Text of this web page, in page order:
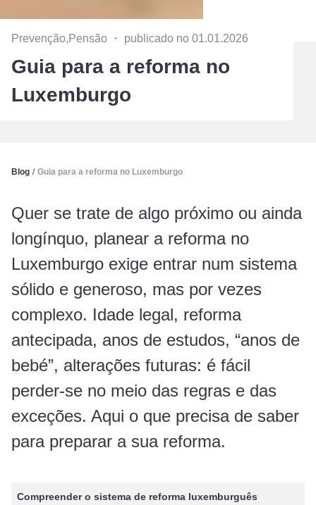
Prevenção,Pensão ・ publicado no 01.01.2026
Guia para a reforma no
Luxemburgo
Blog / Guia para a reforma no Luxemburgo
Quer se trate de algo próximo ou ainda
longínquo, planear a reforma no
Luxemburgo exige entrar num sistema
sólido e generoso, mas por vezes
complexo. Idade legal, reforma
antecipada, anos de estudos, “anos de
bebé”, alterações futuras: é fácil
perder-se no meio das regras e das
exceções. Aqui o que precisa de saber
para preparar a sua reforma.
Compreender o sistema de reforma luxemburguês